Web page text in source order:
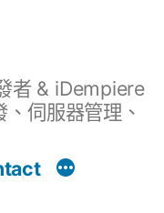
者 & iDempiere
伺服器管理、